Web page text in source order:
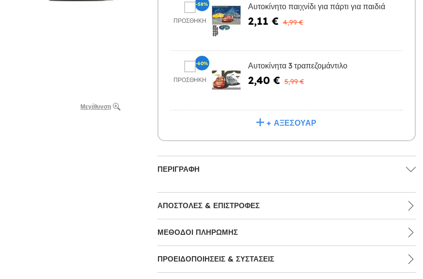
Μεγέθυνση
ΠΡΟΣΘΉΚΗ
Αυτοκίνητο παιχνίδι για πάρτι για παιδιά
2,11 € 4,99 €
-58%
ΠΡΟΣΘΉΚΗ
Αυτοκίνητα 3 τραπεζομάντιλο
2,40 € 5,99 €
-60%
+ ΑΞΕΣΟΥΆΡ
ΠΕΡΙΓΡΑΦΉ
ΑΠΟΣΤΟΛΈΣ & ΕΠΙΣΤΡΟΦΈΣ
ΜΕΘΌΔΟΙ ΠΛΗΡΩΜΉΣ
ΠΡΟΕΙΔΟΠΟΙΉΣΕΙΣ & ΣΥΣΤΆΣΕΙΣ